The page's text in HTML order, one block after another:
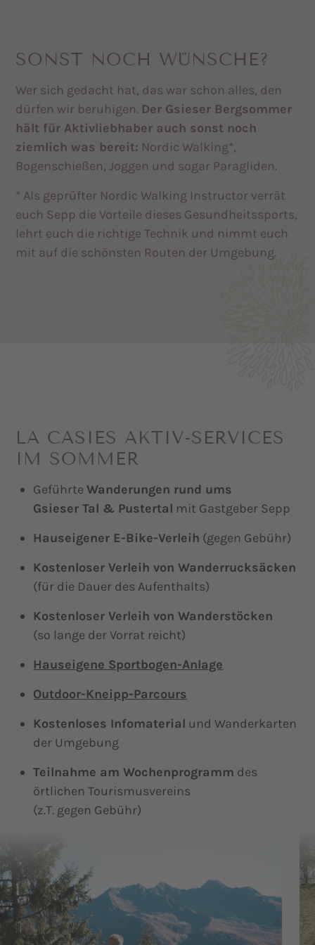
SONST NOCH WÜNSCHE?
Wer sich gedacht hat, das war schon alles, den
dürfen wir beruhigen. Der Gsieser Bergsommer
hält für Aktivliebhaber auch sonst noch
ziemlich was bereit: Nordic Walking*,
Bogenschießen, Joggen und sogar Paragliden.
* Als geprüfter Nordic Walking Instructor verrät
euch Sepp die Vorteile dieses Gesundheitssports,
lehrt euch die richtige Technik und nimmt euch
mit auf die schönsten Routen der Umgebung.
LA CASIES AKTIV-SERVICES
IM SOMMER
GeführteWanderungen rund ums
Gsieser Tal & Pustertal mit Gastgeber Sepp
Hauseigener E-Bike-Verleih (gegen Gebühr)
Kostenloser Verleih von Wanderrucksäcken
(für die Dauer des Aufenthalts)
Kostenloser Verleih von Wanderstöcken
(so lange der Vorrat reicht)
Hauseigene Sportbogen-Anlage
Outdoor-Kneipp-Parcours
Kostenloses Infomaterial und Wanderkarten
der Umgebung
Teilnahme am Wochenprogramm des
örtlichen Tourismusvereins
(z.T. gegen Gebühr)